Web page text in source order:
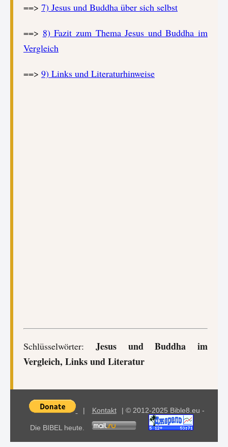
==> 7) Jesus und Buddha über sich selbst
==> 8) Fazit zum Thema Jesus und Buddha im
Vergleich
==> 9) Links und Literaturhinweise
Schlüsselwörter: Jesus und Buddha im
Vergleich, Links und Literatur
| Kontakt | © 2012-2025 Bible8.eu -
Die BIBEL heute.